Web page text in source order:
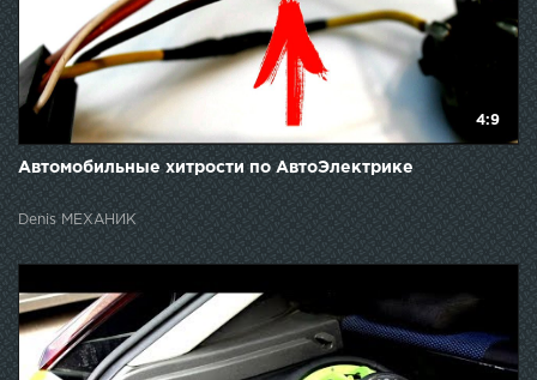
4:9
Автомобильные хитрости по АвтоЭлектрике
Denis МЕХАНИК